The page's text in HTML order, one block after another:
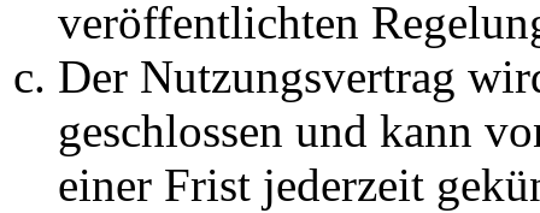
veröffentlichten
Der Nutzungsvertrag
geschlossen und kann
einer Frist jederzeit